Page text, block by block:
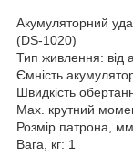
Акумуляторний
(DS-1020)
Тип живлення: від
Ємність
Швидкість
Мах. крутний
Розмір патрона,
Вага, кг: 1